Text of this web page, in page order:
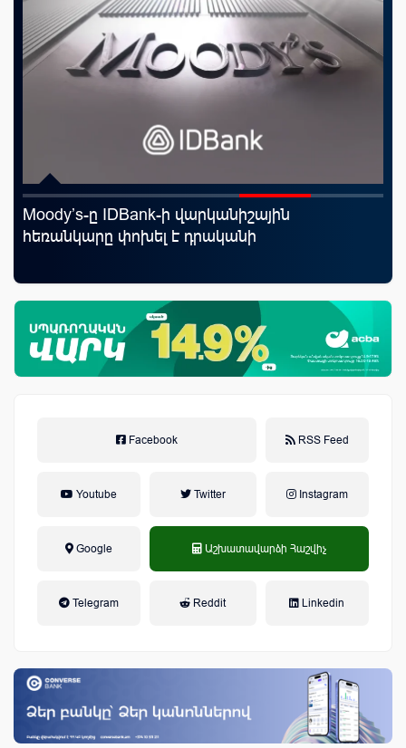
Moody’s-ը IDBank-ի վարկանիշային
հեռանկարը փոխել է դրականի
Facebook RSS Feed
Youtube Twitter Instagram
Google Աշխատավարձի Հաշվիչ
Telegram Reddit Linkedin